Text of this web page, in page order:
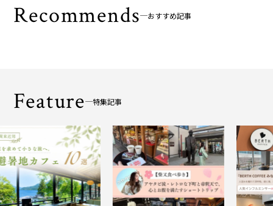
Recommends おすすめ記事
Feature 特集記事